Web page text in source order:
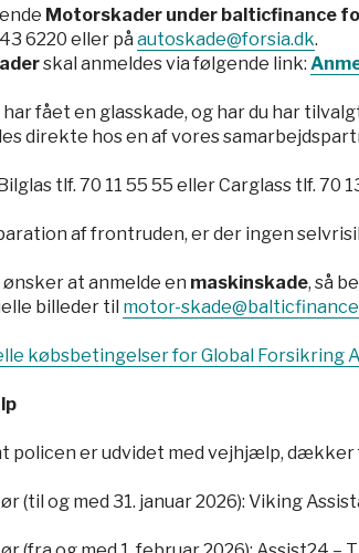
Motorskader under balticfinance
6220 eller på autoskade@forsia.dk.
skal anmeldes via følgende link:
har fået en glasskade, og har du har
direkte hos en af vores
tlf. 70 11 55 55 eller Carglass tlf. 70
af frontruden, er der ingen
ønsker at anmelde en maskinskade, så
billeder til motor-
købsbetingelser for Global Forsikring
policen er udvidet med vejhjælp,
(til og med 31. januar 2026): Viking